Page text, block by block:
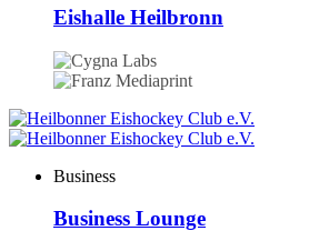
Eishalle Heilbronn
Business
Business Lounge